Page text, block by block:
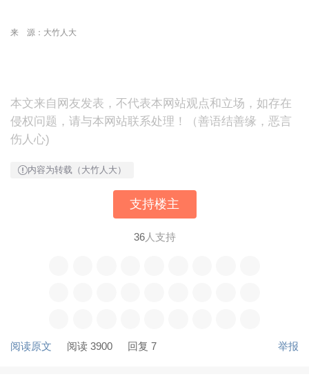
来 源：大竹人大
本文来自网友发表，不代表本网站观点和立场，如存在
侵权问题，请与本网站联系处理！（善语结善缘，恶言
伤人心)
内容为转载（大竹人大）
支持楼主
36人支持
阅读原文 阅读 3900 回复 7 举报